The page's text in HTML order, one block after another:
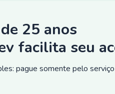
25 anos
facilita seu
pague somente pelo